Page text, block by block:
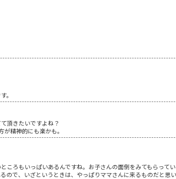
。
頂きたいですよね？
精神的にも楽かも。
ころもいっぱいあるんですね。お子さんの面倒をみてもらって
ので、いざというときは、やっぱりママさんに来るものだと思い